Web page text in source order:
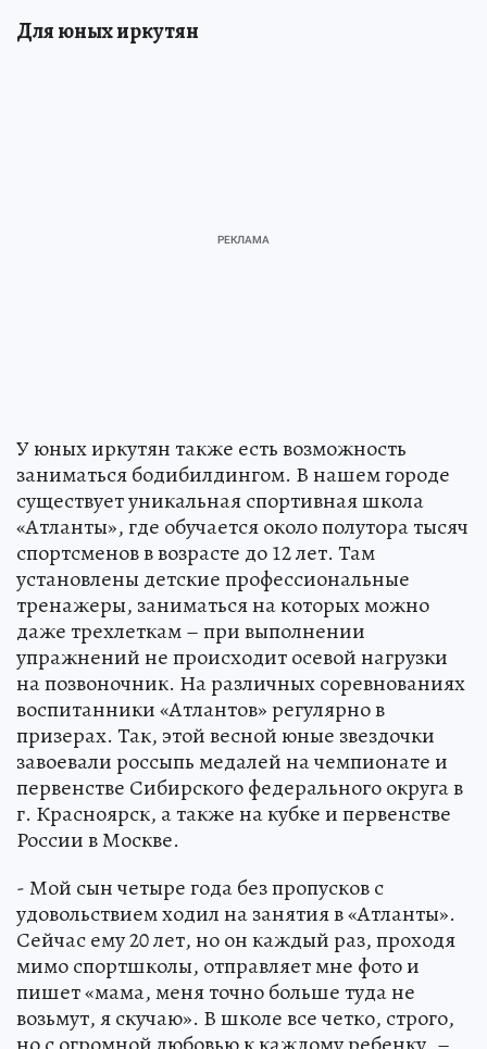
Для юных иркутян
У юных иркутян также есть возможность
заниматься бодибилдингом. В нашем городе
существует уникальная спортивная школа
«Атланты», где обучается около полутора тысяч
спортсменов в возрасте до 12 лет. Там
установлены детские профессиональные
тренажеры, заниматься на которых можно
даже трехлеткам – при выполнении
упражнений не происходит осевой нагрузки
на позвоночник. На различных соревнованиях
воспитанники «Атлантов» регулярно в
призерах. Так, этой весной юные звездочки
завоевали россыпь медалей на чемпионате и
первенстве Сибирского федерального округа в
г. Красноярск, а также на кубке и первенстве
России в Москве.
- Мой сын четыре года без пропусков с
удовольствием ходил на занятия в «Атланты».
Сейчас ему 20 лет, но он каждый раз, проходя
мимо спортшколы, отправляет мне фото и
пишет «мама, меня точно больше туда не
возьмут, я скучаю». В школе все четко, строго,